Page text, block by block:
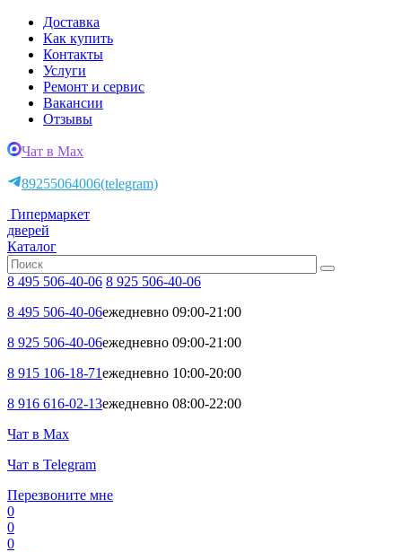
Доставка
Как купить
Контакты
Услуги
Ремонт и сервис
Вакансии
Отзывы
Чат в Max
89255064006(telegram)
Гипермаркет
дверей
Каталог
8 495 506-40-06 8 925 506-40-06
8 495 506-40-06ежедневно 09:00-21:00
8 925 506-40-06ежедневно 09:00-21:00
8 915 106-18-71ежедневно 10:00-20:00
8 916 616-02-13ежедневно 08:00-22:00
Чат в Max
Чат в Telegram
Перезвоните мне
0
0
0